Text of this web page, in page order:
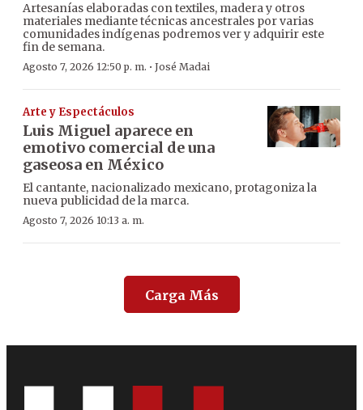
Artesanías elaboradas con textiles, madera y otros
materiales mediante técnicas ancestrales por varias
comunidades indígenas podremos ver y adquirir este
fin de semana.
Agosto 7, 2026 12:50 p. m. · José Madai
Arte y Espectáculos
Luis Miguel aparece en
emotivo comercial de una
gaseosa en México
El cantante, nacionalizado mexicano, protagoniza la
nueva publicidad de la marca.
Agosto 7, 2026 10:13 a. m.
Carga Más